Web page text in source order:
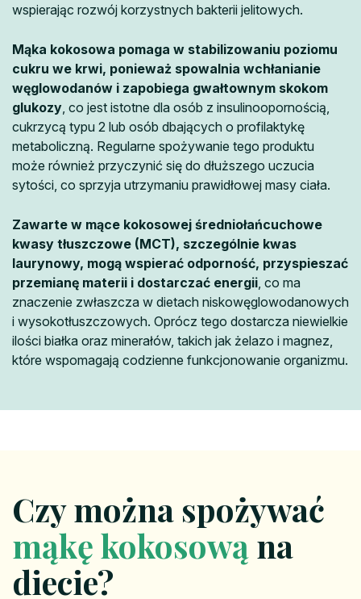
wspierając rozwój korzystnych bakterii jelitowych.
Mąka kokosowa pomaga w stabilizowaniu poziomu
cukru we krwi, ponieważ spowalnia wchłanianie
węglowodanów i zapobiega gwałtownym skokom
glukozy , co jest istotne dla osób z insulinoopornością,
cukrzycą typu 2 lub osób dbających o profilaktykę
metaboliczną. Regularne spożywanie tego produktu
może również przyczynić się do dłuższego uczucia
sytości, co sprzyja utrzymaniu prawidłowej masy ciała.
Zawarte w mące kokosowej średniołańcuchowe
kwasy tłuszczowe (MCT), szczególnie kwas
laurynowy, mogą wspierać odporność, przyspieszać
przemianę materii i dostarczać energii , co ma
znaczenie zwłaszcza w dietach niskowęglowodanowych
i wysokotłuszczowych. Oprócz tego dostarcza niewielkie
ilości białka oraz minerałów, takich jak żelazo i magnez,
które wspomagają codzienne funkcjonowanie organizmu.
Czy można spożywać
mąkę kokosową na
diecie?